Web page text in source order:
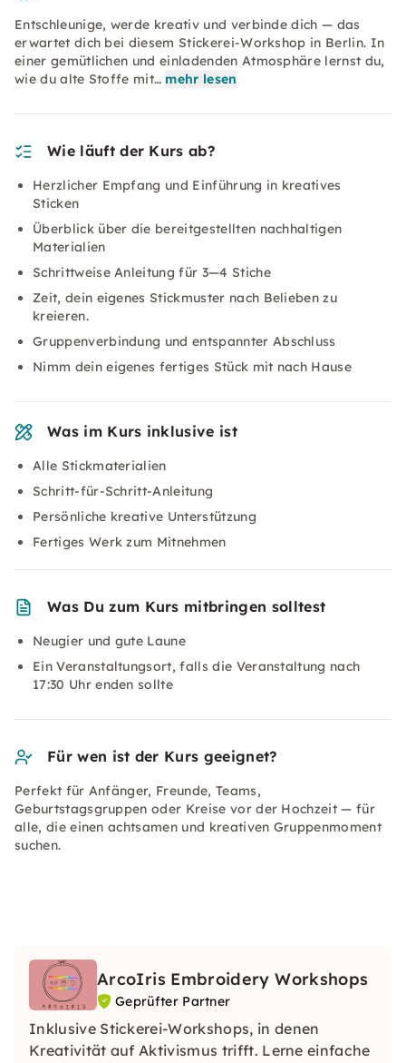
Entschleunige, werde kreativ und verbinde dich — das
erwartet dich bei diesem Stickerei-Workshop in Berlin. In
einer gemütlichen und einladenden Atmosphäre lernst du,
wie du alte Stoffe mit… mehr lesen
Wie läuft der Kurs ab?
Herzlicher Empfang und Einführung in kreatives
Sticken
Überblick über die bereitgestellten nachhaltigen
Materialien
Schrittweise Anleitung für 3—4 Stiche
Zeit, dein eigenes Stickmuster nach Belieben zu
kreieren.
Gruppenverbindung und entspannter Abschluss
Nimm dein eigenes fertiges Stück mit nach Hause
Was im Kurs inklusive ist
Alle Stickmaterialien
Schritt-für-Schritt-Anleitung
Persönliche kreative Unterstützung
Fertiges Werk zum Mitnehmen
Was Du zum Kurs mitbringen solltest
Neugier und gute Laune
Ein Veranstaltungsort, falls die Veranstaltung nach
17:30 Uhr enden sollte
Für wen ist der Kurs geeignet?
Perfekt für Anfänger, Freunde, Teams,
Geburtstagsgruppen oder Kreise vor der Hochzeit — für
alle, die einen achtsamen und kreativen Gruppenmoment
suchen.
ArcoIris Embroidery Workshops
Geprüfter Partner
Inklusive Stickerei-Workshops, in denen
Kreativität auf Aktivismus trifft. Lerne einfache